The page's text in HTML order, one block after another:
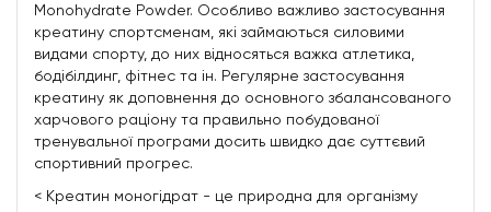
Monohydrate Powder. Особливо важливо застосування
креатину спортсменам, які займаються силовими
видами спорту, до них відносяться важка атлетика,
бодібілдинг, фітнес та ін. Регулярне застосування
креатину як доповнення до основного збалансованого
харчового раціону та правильно побудованої
тренувальної програми досить швидко дає суттєвий
спортивний прогрес.
< Креатин моногідрат - це природна для організму